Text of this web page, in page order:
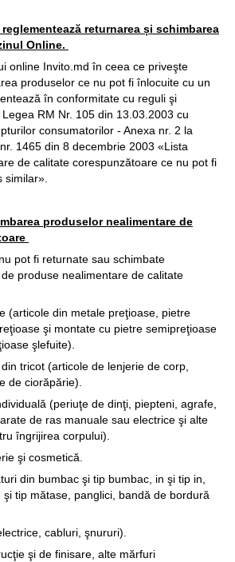
returnarea și schimbarea
Online.
online Invito.md în ceea ce priveşte
produselor ce nu pot fi înlocuite cu un
în conformitate cu reguli şi
RM Nr. 105 din 13.03.2003 cu
consumatorilor - Anexa nr. 2 la
1465 din 8 decembrie 2003 «Lista
de calitate corespunzătoare ce nu pot fi
similar».
produselor nealimentare de
pot fi returnate sau schimbate
produse nealimentare de calitate
(articole din metale preţioase, pietre
şi montate cu pietre semipreţioase
şlefuite).
tricot (articole de lenjerie de corp,
de ciorăpărie).
(periuţe de dinţi, piepteni, agrafe,
de ras manuale sau electrice şi alte
îngrijirea corpului).
şi cosmetică.
din bumbac şi tip bumbac, in şi tip in,
tip mătase, panglici, bandă de bordură
cabluri, şnururi).
şi de finisare, alte mărfuri